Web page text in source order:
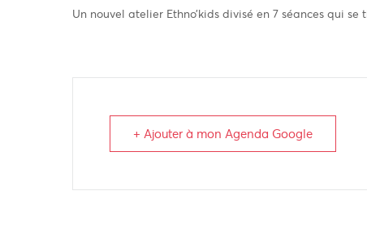
Un nouvel atelier Ethno’kids divisé en 7 séances qui
+ Ajouter à mon Agenda Google